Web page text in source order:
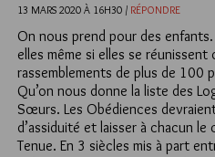
13 MARS 2020 À 16H30 / RÉPONDRE
On nous prend pour des
elles même si elles se réunissent
rassemblements de plus de 100
Qu’on nous donne la liste des
Sœurs. Les Obédiences
d’assiduité et laisser à chacun
Tenue. En 3 siècles mis à part